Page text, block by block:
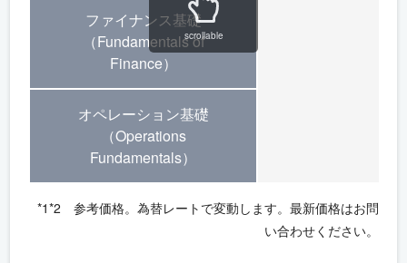
ファイナンス基礎
（Fundamentals of
Finance）
オペレーション基礎
（Operations
Fundamentals）
*1*2 参考価格。為替レートで変動します。最新価格はお問
い合わせください。
scrollable